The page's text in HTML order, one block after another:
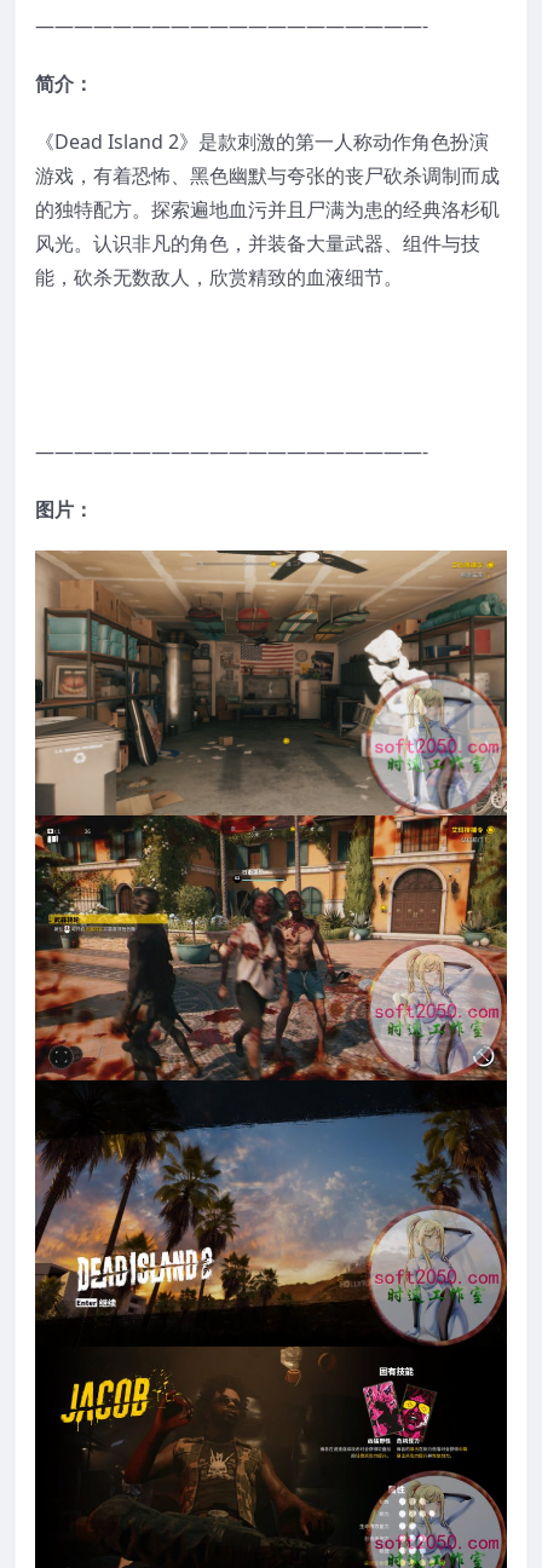
————————————————————-
简介：
《Dead Island 2》是款刺激的第一人称动作角色扮演
游戏，有着恐怖、黑色幽默与夸张的丧尸砍杀调制而成
的独特配方。探索遍地血污并且尸满为患的经典洛杉矶
风光。认识非凡的角色，并装备大量武器、组件与技
能，砍杀无数敌人，欣赏精致的血液细节。
————————————————————-
图片：